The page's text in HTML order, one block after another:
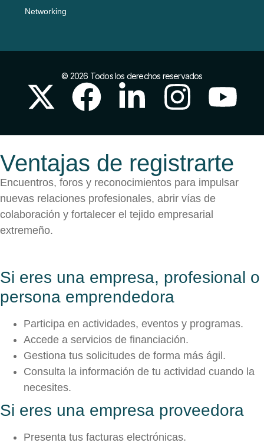
Networking
© 2026 Todos los derechos reservados
Ventajas de registrarte
Encuentros, foros y reconocimientos para impulsar
nuevas relaciones profesionales, abrir vías de
colaboración y fortalecer el tejido empresarial
extremeño.
Si eres una empresa, profesional o
persona emprendedora
Participa en actividades, eventos y programas.
Accede a servicios de financiación.
Gestiona tus solicitudes de forma más ágil.
Consulta la información de tu actividad cuando la
necesites.
Si eres una empresa proveedora
Presenta tus facturas electrónicas.